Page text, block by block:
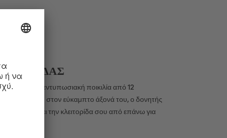
μια εντυπωσιακή ποικιλία από 12
G. Χάρη στον εύκαμπτο άξονά του, ο δονητής
διεγείρει την κλειτορίδα σου από επάνω για